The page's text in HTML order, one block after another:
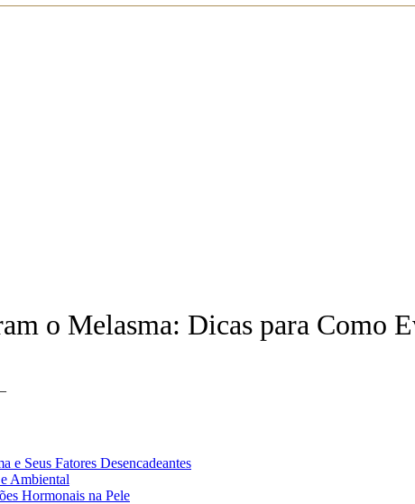
o Melasma: Dicas para Como
e Seus Fatores Desencadeantes
Ambiental
Hormonais na Pele